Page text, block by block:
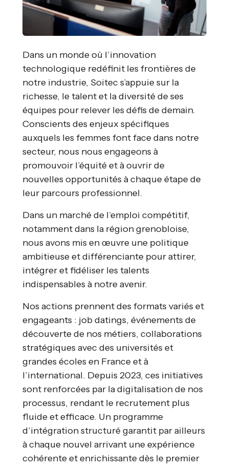
Dans un monde où l’innovation
technologique redéfinit les frontières de
notre industrie, Soitec s’appuie sur la
richesse, le talent et la diversité de ses
équipes pour relever les défis de demain.
Conscients des enjeux spécifiques
auxquels les femmes font face dans notre
secteur, nous nous engageons à
promouvoir l’équité et à ouvrir de
nouvelles opportunités à chaque étape de
leur parcours professionnel.
Dans un marché de l’emploi compétitif,
notamment dans la région grenobloise,
nous avons mis en œuvre une politique
ambitieuse et différenciante pour attirer,
intégrer et fidéliser les talents
indispensables à notre avenir.
Nos actions prennent des formats variés et
engageants : job datings, événements de
découverte de nos métiers, collaborations
stratégiques avec des universités et
grandes écoles en France et à
l’international. Depuis 2023, ces initiatives
sont renforcées par la digitalisation de nos
processus, rendant le recrutement plus
fluide et efficace. Un programme
d’intégration structuré garantit par ailleurs
à chaque nouvel arrivant une expérience
cohérente et enrichissante dès le premier